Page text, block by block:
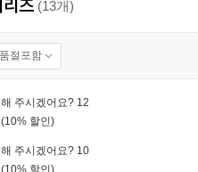
즈 (13개)
품절포함
주시겠어요? 12
(10% 할인)
주시겠어요? 10
(10% 할인)